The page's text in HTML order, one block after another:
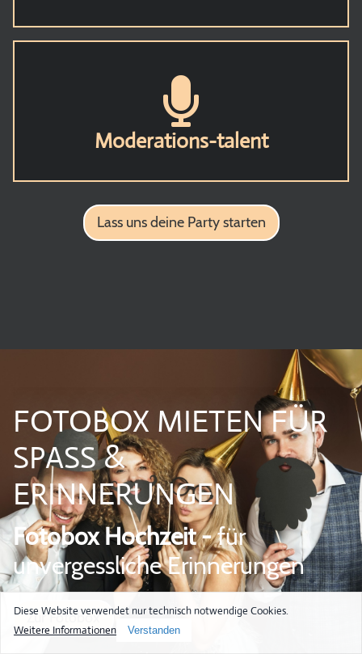
Diese Website verwendet nur technisch notwendige Cookies.
Weitere Informationen
Verstanden
Moderations-talent
Lass uns deine Party starten
FOTOBOX MIETEN FÜR
SPASS &
ERINNERUNGEN
Fotobox Hochzeit -für
unvergessliche Erinnerungen
Zur Fotobox